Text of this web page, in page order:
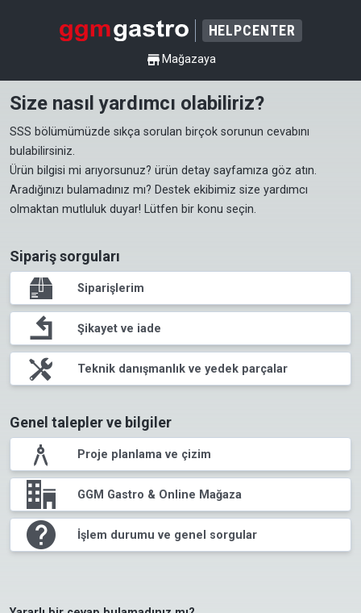
HELPCENTER
shop Mağazaya
Size nasıl yardımcı olabiliriz?
SSS bölümümüzde sıkça sorulan birçok sorunun cevabını
bulabilirsiniz.
Ürün bilgisi mi arıyorsunuz? ürün detay sayfamıza göz atın.
Aradığınızı bulamadınız mı? Destek ekibimiz size yardımcı
olmaktan mutluluk duyar! Lütfen bir konu seçin.
Sipariş sorguları
package Siparişlerim
return Şikayet ve iade
tools Teknik danışmanlık ve yedek parçalar
Genel talepler ve bilgiler
compasses Proje planlama ve çizim
office GGM Gastro & Online Mağaza
question İşlem durumu ve genel sorgular